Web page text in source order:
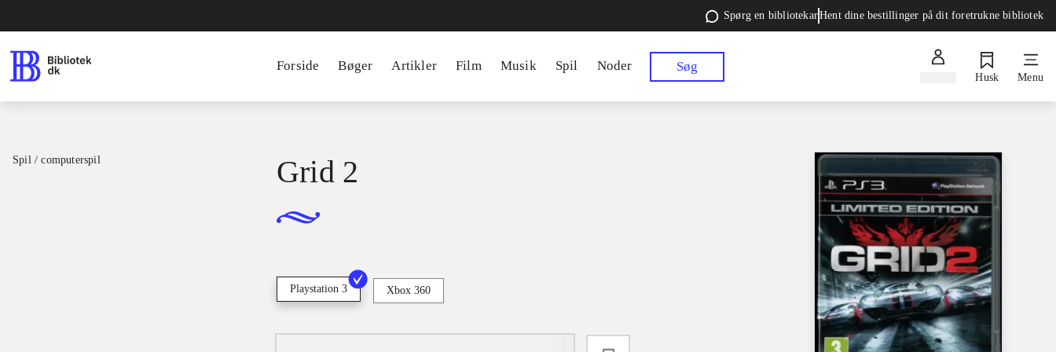
Spørg en bibliotekarHent dine bestillinger på dit foretrukne bibliotek
Forside Bøger Artikler Film Musik Spil Noder Søg
Husk Menu
Spil / computerspil Grid 2
Playstation 3 Xbox 360